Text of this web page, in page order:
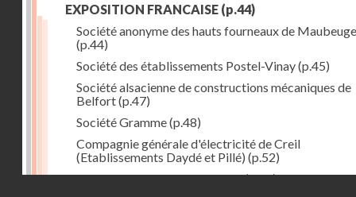
EXPOSITION FRANCAISE (p.44)
Société anonyme des hauts fourneaux de Maubeuge
(p.44)
Société des établissements Postel-Vinay(p.45)
Société alsacienne de constructions mécaniques de
Belfort(p.47)
Société Gramme(p.48)
Compagnie générale d'électricité de Creil
(Etablissements Daydé et Pillé) (p.52)
Compagnie générale de Nancy(p.52)